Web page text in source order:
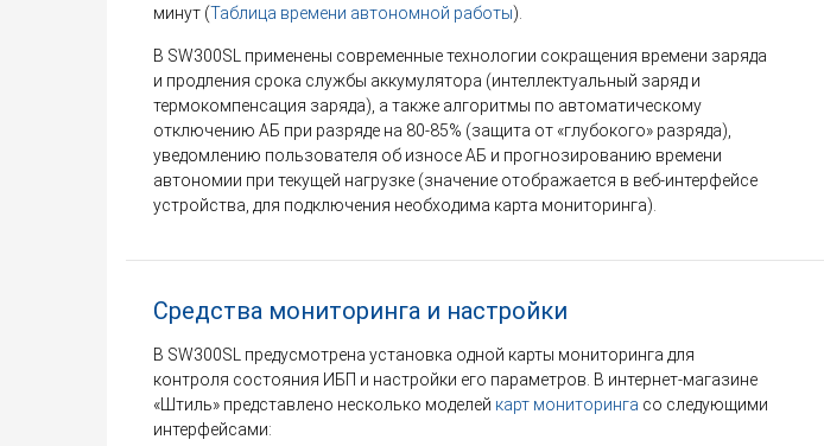
минут (Таблица времени автономной работы).
В SW300SL применены современные технологии сокращения времени заряда
и продления срока службы аккумулятора (интеллектуальный заряд и
термокомпенсация заряда), а также алгоритмы по автоматическому
отключению АБ при разряде на 80-85% (защита от «глубокого» разряда),
уведомлению пользователя об износе АБ и прогнозированию времени
автономии при текущей нагрузке (значение отображается в веб-интерфейсе
устройства, для подключения необходима карта мониторинга).
Средства мониторинга и настройки
В SW300SL предусмотрена установка одной карты мониторинга для
контроля состояния ИБП и настройки его параметров. В интернет-магазине
«Штиль» представлено несколько моделей карт мониторинга со следующими
интерфейсами: